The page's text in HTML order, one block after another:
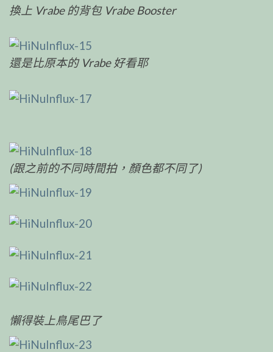
換上 Vrabe 的背包 Vrabe Booster
還是比原本的 Vrabe 好看耶
(跟之前的不同時間拍，顏色都不同了)
懶得裝上鳥尾巴了